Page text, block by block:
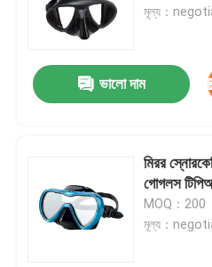
মূল্য：
ভালো দাম
মিরর
গোগলস
MOQ：200
মূল্য：